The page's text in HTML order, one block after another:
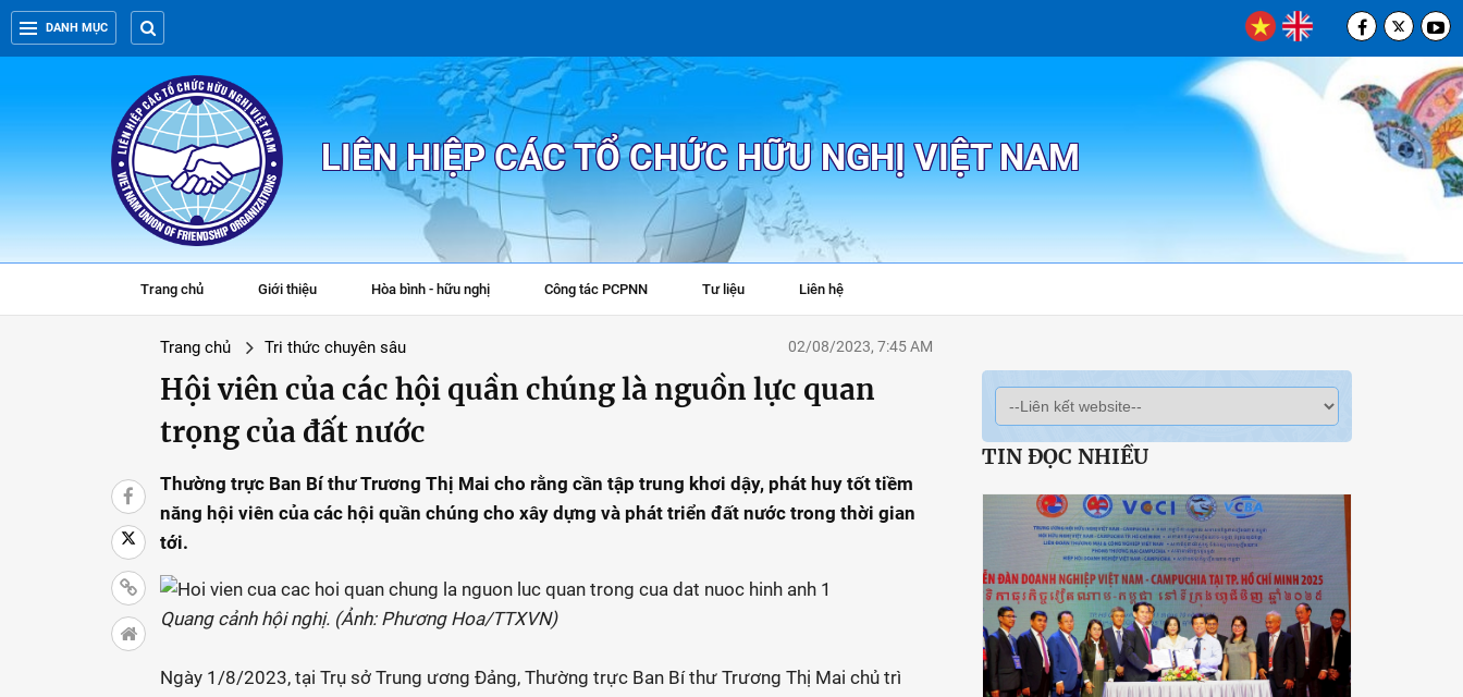
DANH MỤC
LIÊN HIỆP CÁC TỔ CHỨC HỮU NGHỊ VIỆT NAM
Trang chủ Giới thiệu Hòa bình - hữu nghị Công tác PCPNN Tư liệu Liên hệ
Trang chủ Tri thức chuyên sâu 02/08/2023, 7:45 AM
Hội viên của các hội quần chúng là nguồn lực quan
trọng của đất nước
Thường trực Ban Bí thư Trương Thị Mai cho rằng cần tập trung khơi dậy, phát huy tốt tiềm
năng hội viên của các hội quần chúng cho xây dựng và phát triển đất nước trong thời gian
tới.
Quang cảnh hội nghị. (Ảnh: Phương Hoa/TTXVN)
Ngày 1/8/2023, tại Trụ sở Trung ương Đảng, Thường trực Ban Bí thư Trương Thị Mai chủ trì
TIN ĐỌC NHIỀU